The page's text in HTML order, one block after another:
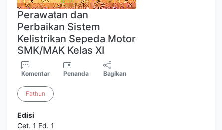
Perawatan dan
Perbaikan Sistem
Kelistrikan Sepeda Motor
SMK/MAK Kelas XI
Komentar Penanda Bagikan
Fathun
Edisi
Cet. 1 Ed. 1